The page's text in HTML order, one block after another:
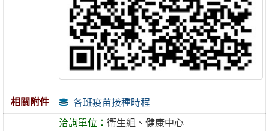
相關附件 各班疫苗接種時程
洽詢單位：衛生組、健康中心